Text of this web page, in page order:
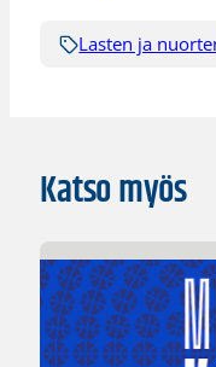
Lasten ja
Katso myös